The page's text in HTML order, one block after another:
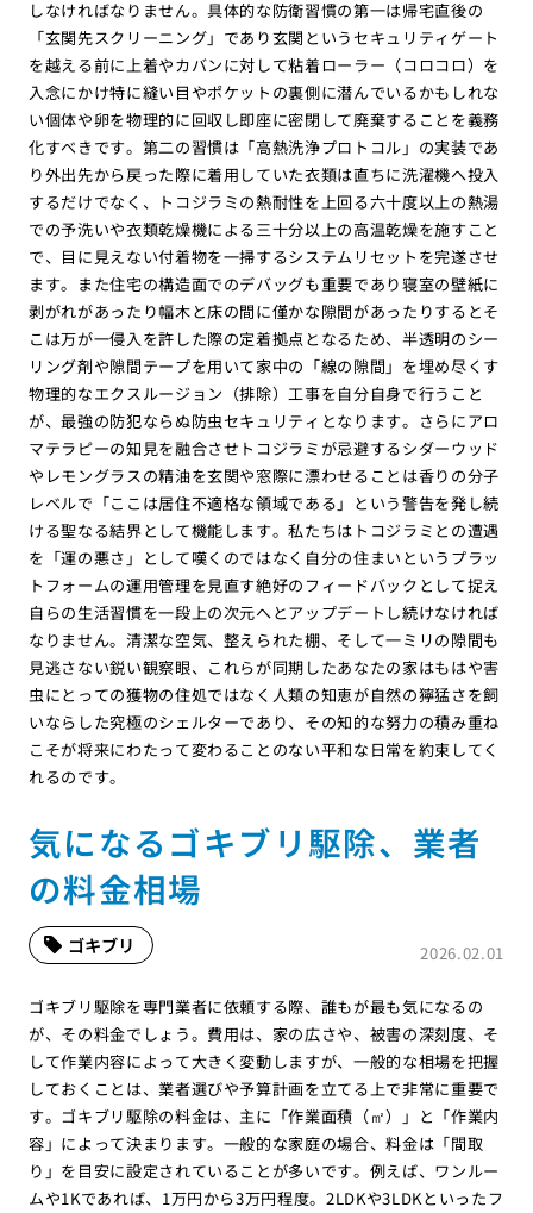
しなければなりません。具体的な防衛習慣の第一は帰宅直後の
「玄関先スクリーニング」であり玄関というセキュリティゲート
を越える前に上着やカバンに対して粘着ローラー（コロコロ）を
入念にかけ特に縫い目やポケットの裏側に潜んでいるかもしれな
い個体や卵を物理的に回収し即座に密閉して廃棄することを義務
化すべきです。第二の習慣は「高熱洗浄プロトコル」の実装であ
り外出先から戻った際に着用していた衣類は直ちに洗濯機へ投入
するだけでなく、トコジラミの熱耐性を上回る六十度以上の熱湯
での予洗いや衣類乾燥機による三十分以上の高温乾燥を施すこと
で、目に見えない付着物を一掃するシステムリセットを完遂させ
ます。また住宅の構造面でのデバッグも重要であり寝室の壁紙に
剥がれがあったり幅木と床の間に僅かな隙間があったりするとそ
こは万が一侵入を許した際の定着拠点となるため、半透明のシー
リング剤や隙間テープを用いて家中の「線の隙間」を埋め尽くす
物理的なエクスルージョン（排除）工事を自分自身で行うこと
が、最強の防犯ならぬ防虫セキュリティとなります。さらにアロ
マテラピーの知見を融合させトコジラミが忌避するシダーウッド
やレモングラスの精油を玄関や窓際に漂わせることは香りの分子
レベルで「ここは居住不適格な領域である」という警告を発し続
ける聖なる結界として機能します。私たちはトコジラミとの遭遇
を「運の悪さ」として嘆くのではなく自分の住まいというプラッ
トフォームの運用管理を見直す絶好のフィードバックとして捉え
自らの生活習慣を一段上の次元へとアップデートし続けなければ
なりません。清潔な空気、整えられた棚、そして一ミリの隙間も
見逃さない鋭い観察眼、これらが同期したあなたの家はもはや害
虫にとっての獲物の住処ではなく人類の知恵が自然の獰猛さを飼
いならした究極のシェルターであり、その知的な努力の積み重ね
こそが将来にわたって変わることのない平和な日常を約束してく
れるのです。
気になるゴキブリ駆除、業者
の料金相場
2026.02.01
ゴキブリ
ゴキブリ駆除を専門業者に依頼する際、誰もが最も気になるの
が、その料金でしょう。費用は、家の広さや、被害の深刻度、そ
して作業内容によって大きく変動しますが、一般的な相場を把握
しておくことは、業者選びや予算計画を立てる上で非常に重要で
す。ゴキブリ駆除の料金は、主に「作業面積（㎡）」と「作業内
容」によって決まります。一般的な家庭の場合、料金は「間取
り」を目安に設定されていることが多いです。例えば、ワンルー
ムや1Kであれば、1万円から3万円程度。2LDKや3LDKといったフ